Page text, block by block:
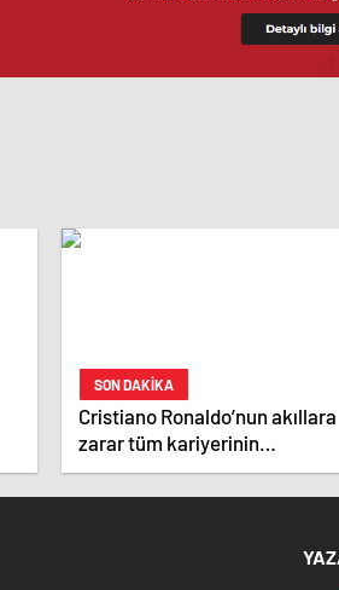
SON DAKİKA
Cristiano Ronaldo’nun akıllara
zarar tüm kariyerinin
istatistiğini çıkardık !